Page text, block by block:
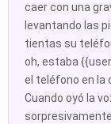
caer con una
levantando las
tientas su
oh, estaba
el teléfono en la
Cuando oyó la